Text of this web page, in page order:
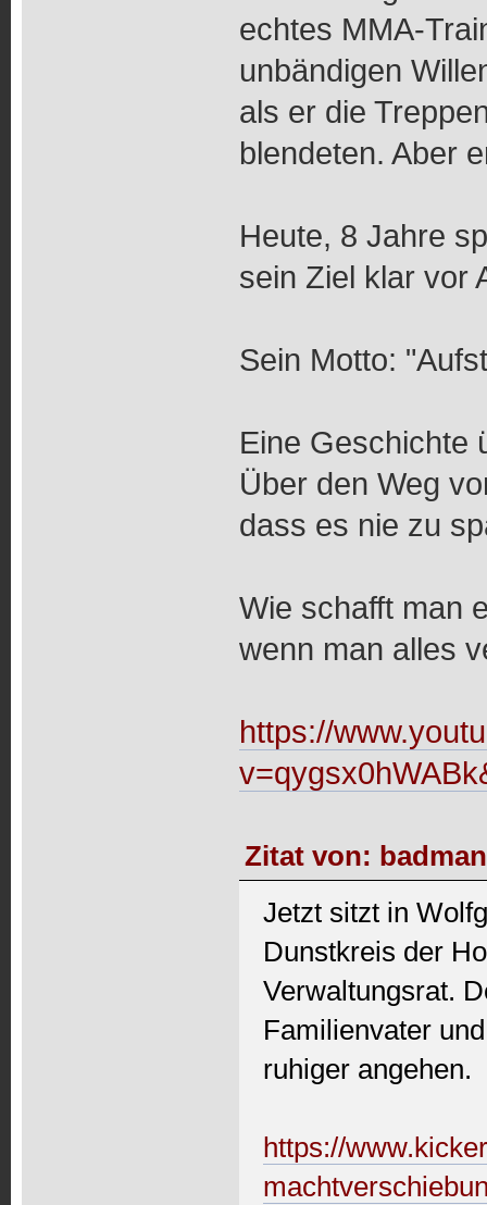
echtes MMA-
unbändigen
als er die
blendeten. Aber
Heute, 8 Jahre
sein Ziel klar vor
Sein Motto:
Eine Geschichte
Über den Weg
dass es nie zu
Wie schafft man
wenn man alles
https://
Zitat von:
Jetzt sitzt in
Dunstkreis der
Verwaltungsrat.
Familienvater
ruhiger angehen.
https://